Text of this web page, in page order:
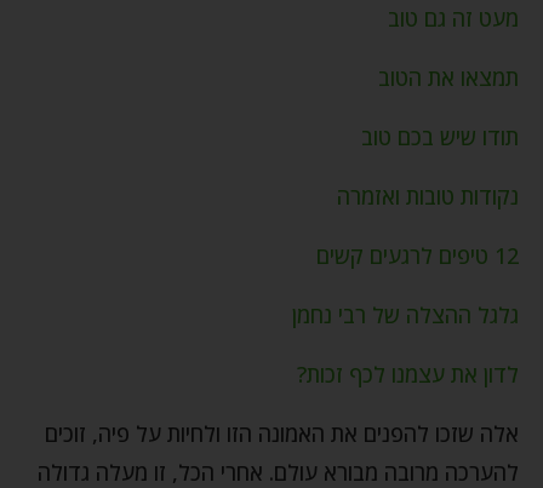
מעט זה גם טוב
תמצאו את הטוב
תודו שיש בכם טוב
נקודות טובות ואזמרה
12 טיפים לרגעים קשים
גלגל ההצלה של רבי נחמן
לדון את עצמנו לכף זכות?
אלה שזכו להפנים את האמונה הזו ולחיות על פיה, זוכים
להערכה מרובה מבורא עולם. אחרי הכל, זו מעלה גדולה